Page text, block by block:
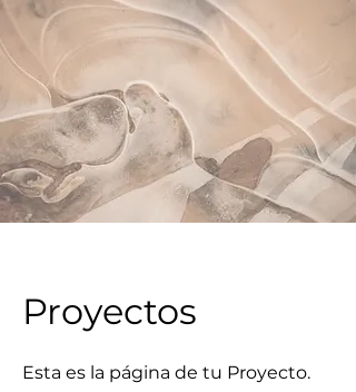
Proyectos
Esta es la página de tu Proyecto.